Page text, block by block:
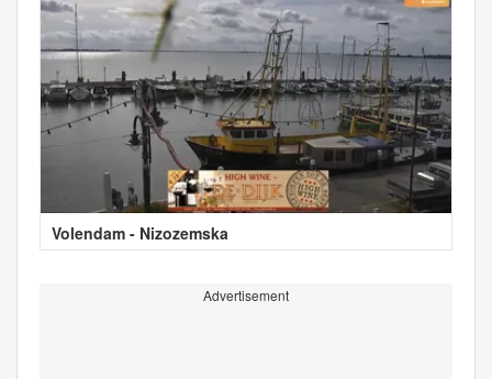
Volendam - Nizozemska
Advertisement